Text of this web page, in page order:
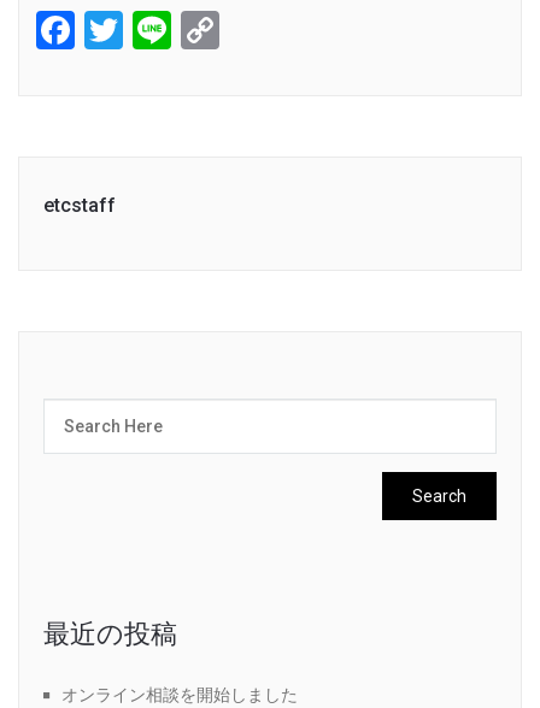
Facebook
Twitter
Line
etcstaff
最近の投稿
オンライン相談を開始しました